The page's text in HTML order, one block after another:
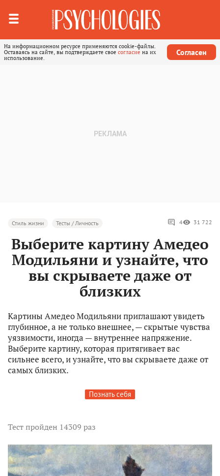
На информационном ресурсе применяются cookie-файлы.
Оставаясь на сайте, вы подтверждаете свое согласие на их
использование.
Согласен
Стиль жизни Тесты / Личность 4 31 722
Выберите картину Амедео
Модильяни и узнайте, что
вы скрываете даже от
близких
Картины Амедео Модильяни приглашают увидеть
глубинное, а не только внешнее, — скрытые чувства
уязвимости, иногда — внутреннее напряжение.
Выберите картину, которая притягивает вас
сильнее всего, и узнайте, что вы скрываете даже от
самых близких.
Познать себя
Тестпройден 14309 раз